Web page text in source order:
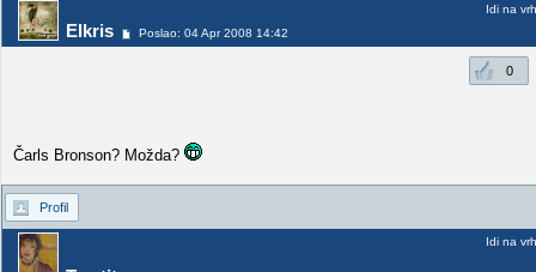
Elkris Poslao: 04 Apr 2008 14:42
Idi na vrh
0
Čarls Bronson? Možda?
Profil
Idi na vrh